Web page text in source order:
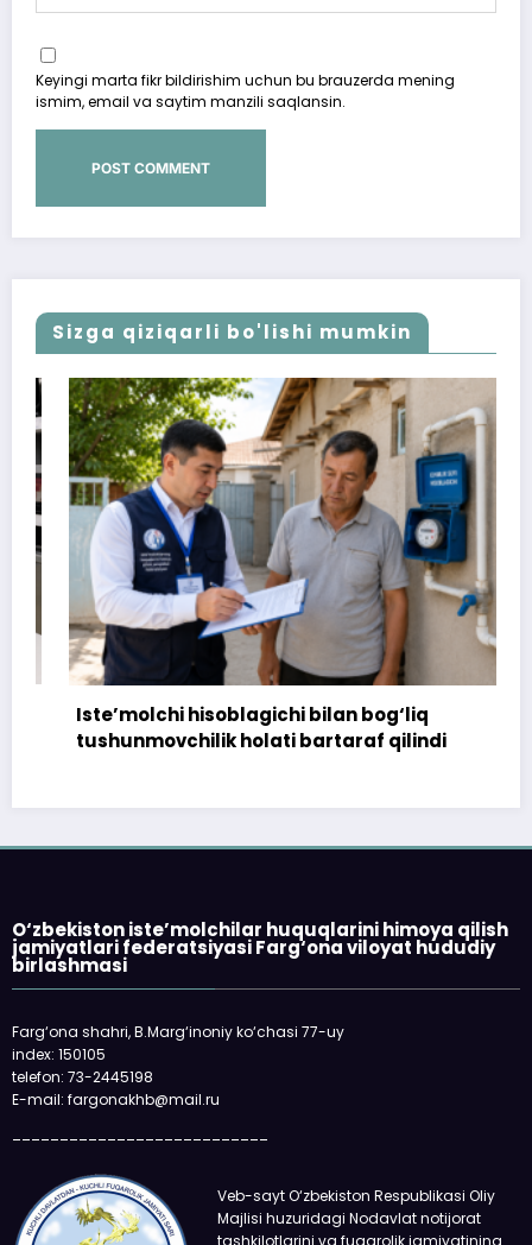
Keyingi marta fikr bildirishim uchun bu brauzerda mening
ismim, email va saytim manzili saqlansin.
Sizga qiziqarli bo'lishi mumkin
Iste’molchi hisoblagichi bilan bog‘liq
tushunmovchilik holati bartaraf qilindi
O‘zbekiston iste’molchilar huquqlarini himoya qilish
jamiyatlari federatsiyasi Farg‘ona viloyat hududiy
birlashmasi
Farg‘ona shahri, B.Marg‘inoniy ko‘chasi 77-uy
index: 150105
telefon: 73-2445198
E-mail: fargonakhb@mail.ru
Veb-sayt O‘zbekiston Respublikasi Oliy
Majlisi huzuridagi Nodavlat notijorat
tashkilotlarini va fuqarolik jamiyatining